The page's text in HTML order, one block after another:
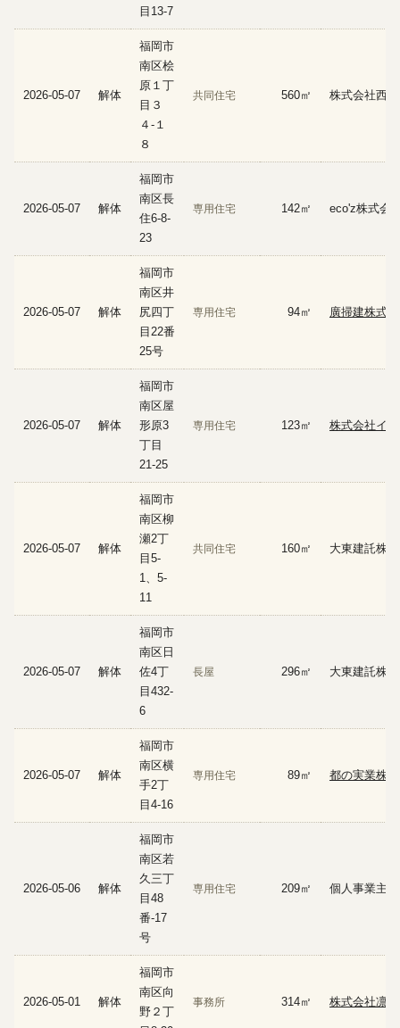
目13-7
2026-05-07 解体
福岡市
南区桧
原１丁
目３
４-１
８
共同住宅 560㎡ 株式会社西興
2026-05-07 解体
福岡市
南区長
住6-8-
23
専用住宅 142㎡ eco'z株式会
2026-05-07 解体
福岡市
南区井
尻四丁
目22番
25号
専用住宅 94㎡ 廣掃建株式
2026-05-07 解体
福岡市
南区屋
形原3
丁目
21-25
専用住宅 123㎡ 株式会社イ
2026-05-07 解体
福岡市
南区柳
瀬2丁
目5-
1、5-
11
共同住宅 160㎡ 大東建託株
2026-05-07 解体
福岡市
南区日
佐4丁
目432-
6
長屋 296㎡ 大東建託株
2026-05-07 解体
福岡市
南区横
手2丁
目4-16
専用住宅 89㎡ 都の実業株
2026-05-06 解体
福岡市
南区若
久三丁
目48
番-17
号
専用住宅 209㎡ 個人事業主
2026-05-01 解体
福岡市
南区向
野２丁
事務所 314㎡ 株式会社凛